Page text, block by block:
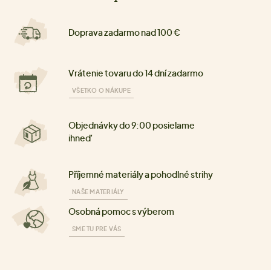
Doprava zadarmo nad 100 €
Vrátenie tovaru do 14 dní zadarmo
VŠETKO O NÁKUPE
Objednávky do 9:00 posielame
ihneď
Příjemné materiály a pohodlné strihy
NAŠE MATERIÁLY
Osobná pomoc s výberom
SME TU PRE VÁS